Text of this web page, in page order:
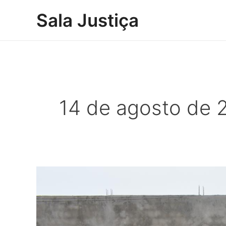
Sala Justiça
14 de agosto de
recurso
mantém